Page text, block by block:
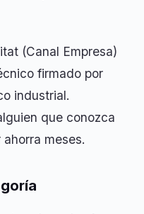
(Canal Empresa)
firmado por
industrial.
que conozca
meses.